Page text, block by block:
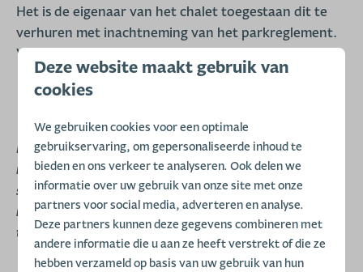
Het is de eigenaar van het chalet toegestaan dit te
verhuren met inachtneming van het parkreglement.
Winterrecreatie mogelijk.
De eigenaren van dit object kunnen geen gebruik
maken van onze verhuurorganisatie. Deze
stacaravan komt niet in aanmerking voor een
investering. Permanente bewoning is niet
toegestaan.
Deze website maakt gebruik van
cookies
We gebruiken cookies voor een optimale
gebruikservaring, om gepersonaliseerde inhoud te
bieden en ons verkeer te analyseren. Ook delen we
informatie over uw gebruik van onze site met onze
partners voor social media, adverteren en analyse.
Deze partners kunnen deze gegevens combineren met
andere informatie die u aan ze heeft verstrekt of die ze
hebben verzameld op basis van uw gebruik van hun